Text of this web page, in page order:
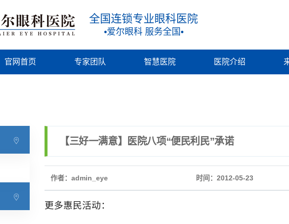
全国连锁专业眼科医院
•爱尔眼科 服务全国•
官网首页 专家团队 智慧医院 医院介绍
【三好一满意】医院八项“便民利民”承诺
作者：admin_eye 时间：2012-05-23
更多惠民活动：